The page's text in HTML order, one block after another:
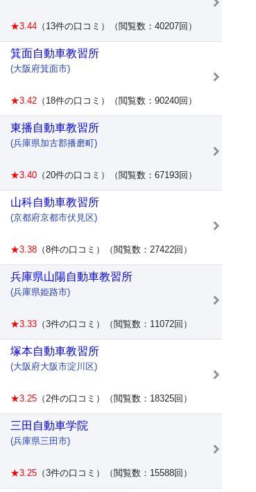
★3.44 （13件の口コミ）（閲覧数：40207回）
箕面自動車教習所
(大阪府箕面市)
★3.42 （18件の口コミ）（閲覧数：90240回）
東播自動車教習所
(兵庫県加古郡播磨町)
★3.40 （20件の口コミ）（閲覧数：67193回）
山科自動車教習所
(京都府京都市伏見区)
★3.38 （8件の口コミ）（閲覧数：27422回）
兵庫県山陽自動車教習所
(兵庫県姫路市)
★3.33 （3件の口コミ）（閲覧数：11072回）
塚本自動車教習所
(大阪府大阪市淀川区)
★3.25 （2件の口コミ）（閲覧数：18325回）
三田自動車学院
(兵庫県三田市)
★3.25 （3件の口コミ）（閲覧数：15588回）